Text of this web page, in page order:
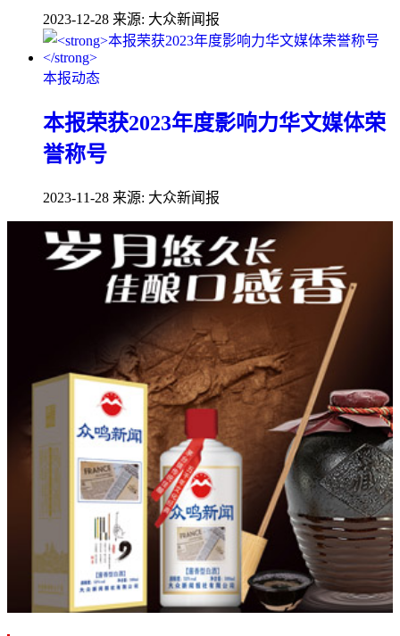
2023-12-28 来源: 大众新闻报
本报动态
本报荣获2023年度影响力华文媒体荣
誉称号
2023-11-28 来源: 大众新闻报